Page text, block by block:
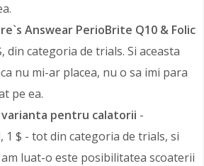
Answear PerioBrite Q10 & Folic
din categoria de trials. Si aceasta
nu mi-ar placea, nu o sa imi para
pe ea.
pentru calatorii -
1 $ - tot din categoria de trials, si
luat-o este posibilitatea scoaterii